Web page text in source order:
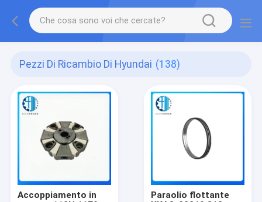
Pezzi Di Ricambio Di Hyundai (138)
Accoppiamento in
Paraolio flottante